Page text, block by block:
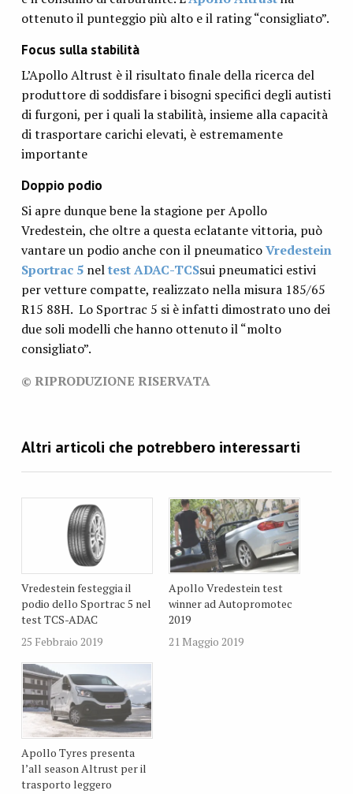
ottenuto il punteggio più alto e il rating “consigliato”.
Focus sulla stabilità
L’Apollo Altrust è il risultato finale della ricerca del
produttore di soddisfare i bisogni specifici degli autisti
di furgoni, per i quali la stabilità, insieme alla capacità
di trasportare carichi elevati, è estremamente
importante
Doppio podio
Si apre dunque bene la stagione per Apollo
Vredestein, che oltre a questa eclatante vittoria, può
vantare un podio anche con il pneumaticoVredestein
Sportrac 5neltest ADAC-TCSsui pneumatici estivi
per vetture compatte, realizzato nella misura 185/65
R15 88H. Lo Sportrac 5 si è infatti dimostrato uno dei
due soli modelli che hanno ottenuto il “molto
consigliato”.
© RIPRODUZIONE RISERVATA
Vredestein festeggia il
podio dello Sportrac 5 nel
test TCS-ADAC
25 Febbraio 2019
Apollo Vredestein test
winner ad Autopromotec
2019
21 Maggio 2019
Apollo Tyres presenta
l’all season Altrust per il
trasporto leggero